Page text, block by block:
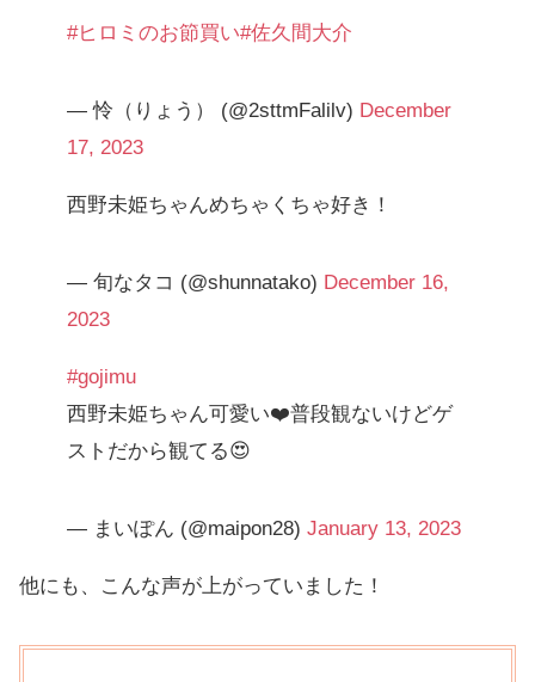
#ヒロミのお節買い#佐久間大介
— 怜（りょう） (@2sttmFalilv) December
17, 2023
西野未姫ちゃんめちゃくちゃ好き！
— 旬なタコ (@shunnatako) December 16,
2023
#gojimu
西野未姫ちゃん可愛い❤️普段観ないけどゲ
ストだから観てる😍
— まいぽん (@maipon28) January 13, 2023
他にも、こんな声が上がっていました！